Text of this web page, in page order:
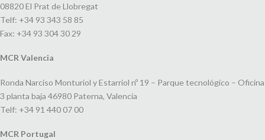
08820 El Prat de Llobregat
Telf: +34 93 343 58 85
Fax: +34 93 304 30 29
MCR Valencia
Ronda Narciso Monturiol y Estarriol nº 19 – Parque tecnológico – Oficina
3 planta baja 46980 Paterna, Valencia
Telf: +34 91 440 07 00
MCR Portugal